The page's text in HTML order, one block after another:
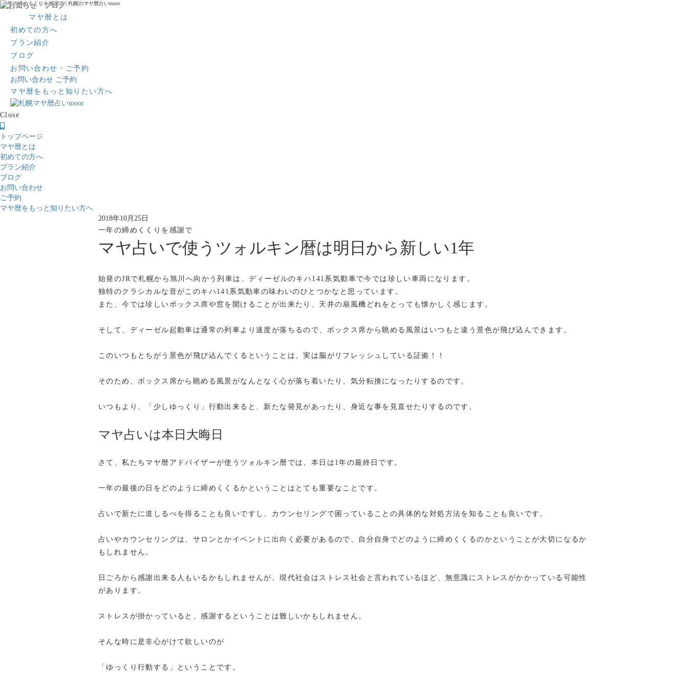
一年の締めくくりを感謝で | 札幌のマヤ暦占いmoor
マヤ暦とは
初めての方へ
プラン紹介
ブログ
お問い合わせ・ご予約
お問い合わせ ご予約
マヤ暦をもっと知りたい方へ
Close
トップページ
マヤ暦とは
初めての方へ
プラン紹介
ブログ
お問い合わせ
ご予約
マヤ暦をもっと知りたい方へ
2018年10月25日
一年の締めくくりを感謝で
マヤ占いで使うツォルキン暦は明日から新しい1年
始発のJRで札幌から旭川へ向かう列車は、ディーゼルのキハ141系気動車で今では珍しい車両になります。
独特のクラシカルな音がこのキハ141系気動車の味わいのひとつかなと思っています。
また、今では珍しいボックス席や窓を開けることが出来たり、天井の扇風機どれをとっても懐かしく感じます。
そして、ディーゼル起動車は通常の列車より速度が落ちるので、ボックス席から眺める風景はいつもと違う景色が飛び込んできます。
このいつもとちがう景色が飛び込んでくるということは、実は脳がリフレッシュしている証拠！！
そのため、ボックス席から眺める風景がなんとなく心が落ち着いたり、気分転換になったりするのです。
いつもより、「少しゆっくり」行動出来ると、新たな発見があったり、身近な事を見直せたりするのです。
マヤ占いは本日大晦日
さて、私たちマヤ暦アドバイザーが使うツォルキン暦では、本日は1年の最終日です。
一年の最後の日をどのように締めくくるかということはとても重要なことです。
占いで新たに道しるべを得ることも良いですし、カウンセリングで困っていることの具体的な対処方法を知ることも良いです。
占いやカウンセリングは、サロンとかイベントに出向く必要があるので、自分自身でどのように締めくくるのかということが大切になるか
もしれません。
日ごろから感謝出来る人もいるかもしれませんが、現代社会はストレス社会と言われているほど、無意識にストレスがかかっている可能性
があります。
ストレスが掛かっていると、感謝するということは難しいかもしれません。
そんな時に是非心がけて欲しいのが
「ゆっくり行動する」ということです。